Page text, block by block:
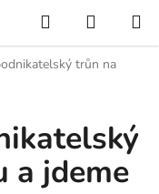
Hledat
KOŠÍK
trůn na
a jdeme